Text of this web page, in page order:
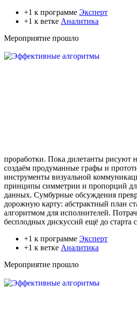
+1 к программе Эксперт
+1 к ветке Аналитика
Мероприятие прошло
проработки. Пока дилетанты рисуют
создаём продуманные графы и
инструменты визуальной
принципы симметрии и пропорций
данных. Сумбурные обсуждения
дорожную карту: абстрактный план
алгоритмом для исполнителей.
бесплодных дискуссий ещё до старта
+1 к программе Эксперт
+1 к ветке Аналитика
Мероприятие прошло